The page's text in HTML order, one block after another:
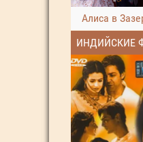
Алиса в
ИНДИЙСКИЕ